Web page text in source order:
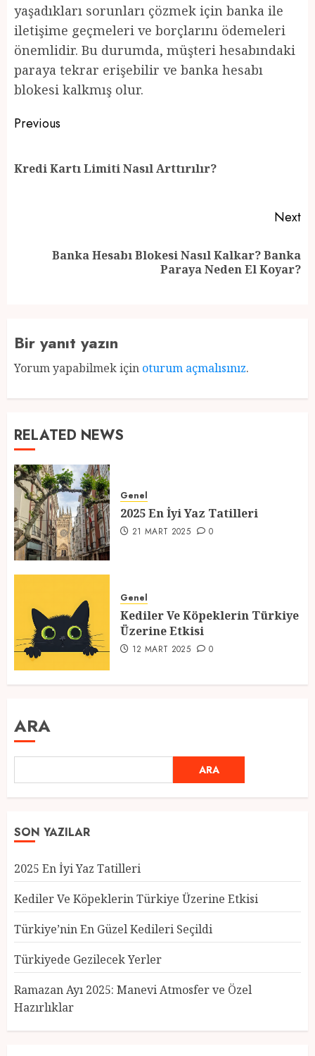
yaşadıkları sorunları çözmek için banka ile
iletişime geçmeleri ve borçlarını ödemeleri
önemlidir. Bu durumda, müşteri hesabındaki
paraya tekrar erişebilir ve banka hesabı
blokesi kalkmış olur.
Post
Previous
Kredi Kartı Limiti Nasıl Arttırılır?
Next
Banka Hesabı Blokesi Nasıl Kalkar? Banka
Paraya Neden El Koyar?
Bir yanıt yazın
Yorum yapabilmek için oturum açmalısınız.
RELATED NEWS
Genel
2025 En İyi Yaz Tatilleri
21 MART 2025 0
Genel
Kediler Ve Köpeklerin Türkiye
Üzerine Etkisi
12 MART 2025 0
ARA
ARA
SON YAZILAR
2025 En İyi Yaz Tatilleri
Kediler Ve Köpeklerin Türkiye Üzerine Etkisi
Türkiye’nin En Güzel Kedileri Seçildi
Türkiyede Gezilecek Yerler
Ramazan Ayı 2025: Manevi Atmosfer ve Özel
Hazırlıklar
Türkiye’nin En Güzel Kedileri
Seçildi
12 MART 2025